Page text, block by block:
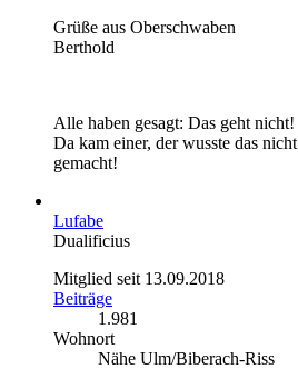
Grüße aus Oberschwaben
Berthold
Alle haben gesagt: Das geht nicht!
Da kam einer, der wusste das
gemacht!
Lufabe
Dualificius
Mitglied seit 13.09.2018
Beiträge
1.981
Wohnort
Nähe Ulm/Biberach-Riss